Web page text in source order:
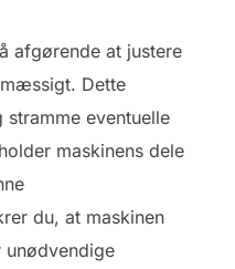
afgørende at justere
Dette
eventuelle
maskinens dele
du, at maskinen